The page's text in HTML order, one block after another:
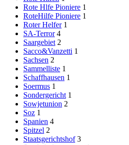
Rote Hlfe Pioniere 1
RoteHilfe Pioniere 1
Roter Helfer 1
SA-Terror 4
Saargebiet 2
Sacco&Vanzetti 1
Sachsen 2
Sammelliste 1
Schaffhausen 1
Soermus 1
Sondergericht 1
Sowjetunion 2
Soz 1
Spanien 4
Spitzel 2
Staatsgerichtshof 3